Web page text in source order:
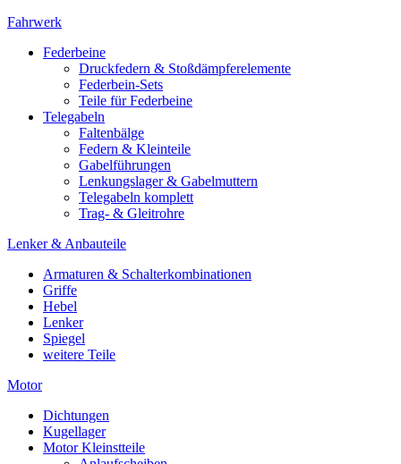
Fahrwerk
Federbeine
Druckfedern & Stoßdämpferelemente
Federbein-Sets
Teile für Federbeine
Telegabeln
Faltenbälge
Federn & Kleinteile
Gabelführungen
Lenkungslager & Gabelmuttern
Telegabeln komplett
Trag- & Gleitrohre
Lenker & Anbauteile
Armaturen & Schalterkombinationen
Griffe
Hebel
Lenker
Spiegel
weitere Teile
Motor
Dichtungen
Kugellager
Motor Kleinstteile